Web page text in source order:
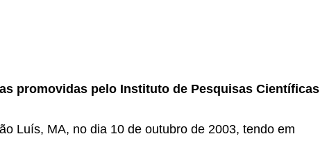
promovidas pelo Instituto de Pesquisas Científicas
Luís, MA, no dia 10 de outubro de 2003, tendo em